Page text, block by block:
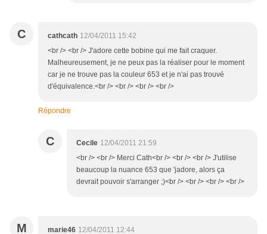
C cathcath 12/04/2011 15:42
<br /> <br /> J'adore cette bobine qui me fait craquer.
Malheureusement, je ne peux pas la réaliser pour le moment
car je ne trouve pas la couleur 653 et je n'ai pas trouvé
d'équivalence.<br /> <br /> <br /> <br />
Répondre
C Cecile 12/04/2011 21:59
<br /> <br /> Merci Cath<br /> <br /> <br /> J'utilise
beaucoup la nuance 653 que 'jadore, alors ça
devrait pouvoir s'arranger ;)<br /> <br /> <br /> <br />
M marie46 12/04/2011 12:44